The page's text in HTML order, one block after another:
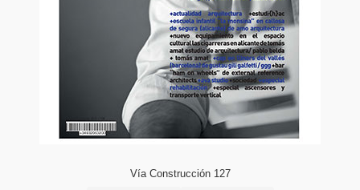
Vía Construcción 127